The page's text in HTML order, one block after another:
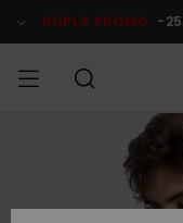
do
DUPLA PROMO -
MENINO